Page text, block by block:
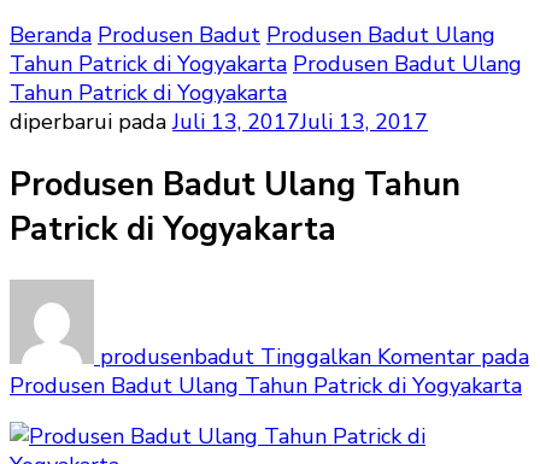
Beranda Produsen Badut Produsen Badut Ulang
Tahun Patrick di Yogyakarta Produsen Badut Ulang
Tahun Patrick di Yogyakarta
diperbarui padaJuli 13, 2017Juli 13, 2017
Produsen Badut Ulang Tahun
Patrick di Yogyakarta
produsenbadut Tinggalkan Komentar pada
Produsen Badut Ulang Tahun Patrick di Yogyakarta